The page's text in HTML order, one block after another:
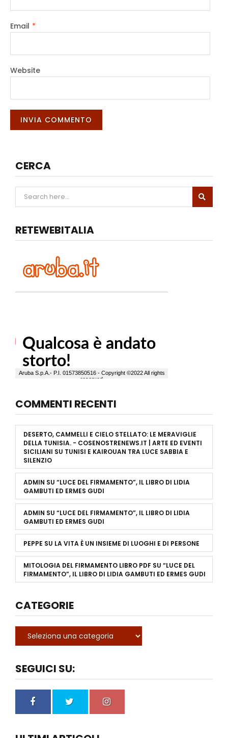
Email *
Website
CERCA
RETEWEBITALIA
COMMENTI RECENTI
DESERTO, CAMMELLI E CIELO STELLATO: LE MERAVIGLIE
DELLA TUNISIA. - COSENOSTRENEWS.IT | ARTE ED EVENTI
SICILIANI SU TUNISI E KAIROUAN TRA LUCE SABBIA E
SILENZIO
ADMIN SU “LUCE DEL FIRMAMENTO”, IL LIBRO DI LIDIA
GAMBUTI ED ERMES GUDI
ADMIN SU “LUCE DEL FIRMAMENTO”, IL LIBRO DI LIDIA
GAMBUTI ED ERMES GUDI
PEPPE SU LA VITA È UN INSIEME DI LUOGHI E DI PERSONE
MITOLOGIA DEL FIRMAMENTO LIBRO PDF SU “LUCE DEL
FIRMAMENTO”, IL LIBRO DI LIDIA GAMBUTI ED ERMES GUDI
CATEGORIE
SEGUICI SU: